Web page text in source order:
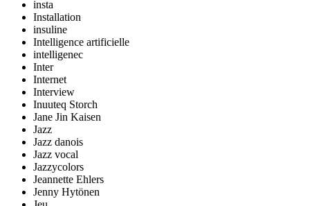
insta
Installation
insuline
Intelligence artificielle
intelligenec
Inter
Internet
Interview
Inuuteq Storch
Jane Jin Kaisen
Jazz
Jazz danois
Jazz vocal
Jazzycolors
Jeannette Ehlers
Jenny Hytönen